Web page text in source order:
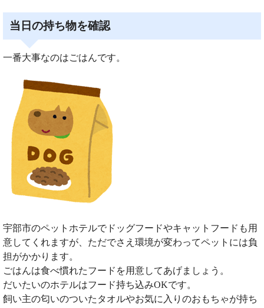
当日の持ち物を確認
一番大事なのはごはんです。
宇部市のペットホテルでドッグフードやキャットフードも用
意してくれますが、ただでさえ環境が変わってペットには負
担がかかります。
ごはんは食べ慣れたフードを用意してあげましょう。
だいたいのホテルはフード持ち込みOKです。
飼い主の匂いのついたタオルやお気に入りのおもちゃが持ち